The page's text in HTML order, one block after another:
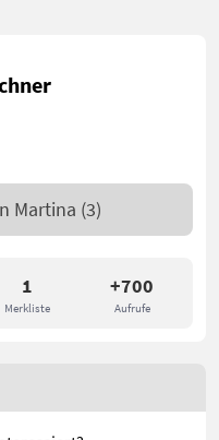
1
Merkliste
+700
Aufrufe
Martina (3)